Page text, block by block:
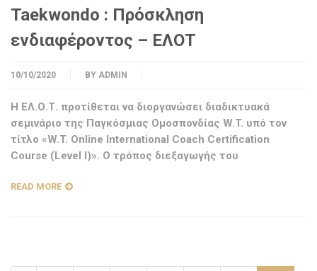
Taekwondo : Πρόσκληση
ενδιαφέροντος – ΕΛΟΤ
10/10/2020 BY ADMIN
Η ΕΛ.Ο.Τ. προτίθεται να διοργανώσει διαδικτυακά
σεμινάριο της Παγκόσμιας Ομοσπονδίας W.T. υπό τον
τίτλο «W.T. Online International Coach Certification
Course (Level I)». Ο τρόπος διεξαγωγής του
READ MORE